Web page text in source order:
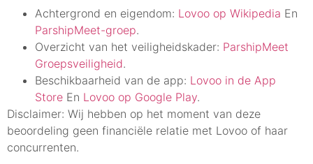
Achtergrond en eigendom: Lovoo op Wikipedia En
ParshipMeet-groep.
Overzicht van het veiligheidskader: ParshipMeet
Groepsveiligheid.
Beschikbaarheid van de app: Lovoo in de App
Store En Lovoo op Google Play.
Disclaimer: Wij hebben op het moment van deze
beoordeling geen financiële relatie met Lovoo of haar
concurrenten.